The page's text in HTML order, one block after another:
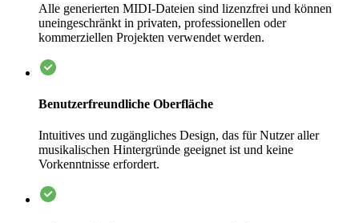
Alle generierten MIDI-Dateien sind lizenzfrei und können
uneingeschränkt in privaten, professionellen oder
kommerziellen Projekten verwendet werden.
Benutzerfreundliche Oberfläche
Intuitives und zugängliches Design, das für Nutzer aller
musikalischen Hintergründe geeignet ist und keine
Vorkenntnisse erfordert.